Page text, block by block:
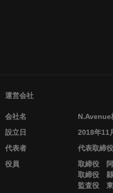
運営会社
会社名
N.Avenue
設立日
2018年11
代表者
代表取締
役員
取締役 阿
取締役
監査役